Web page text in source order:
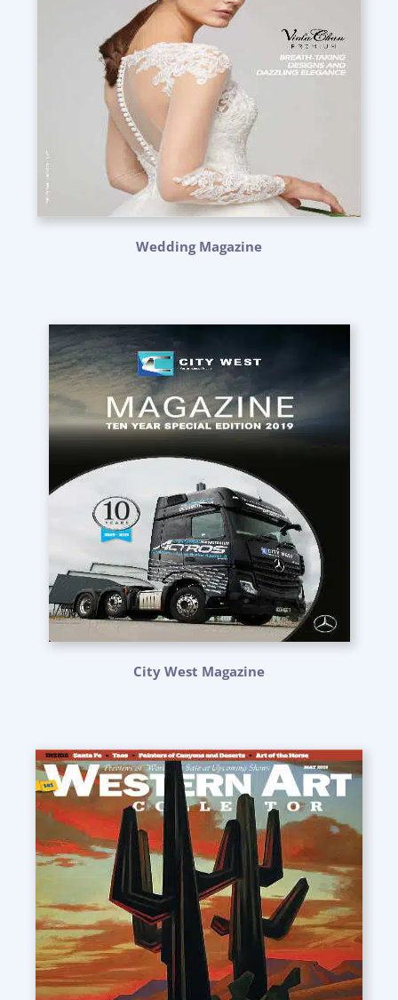
Wedding Magazine
City West Magazine